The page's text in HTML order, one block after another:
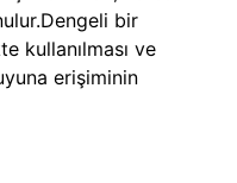
bir
kullanılması ve
erişiminin